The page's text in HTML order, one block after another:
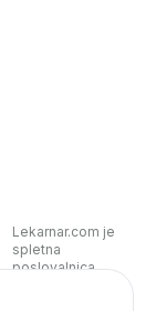
Lekarnar.com je
spletna
poslovalnica